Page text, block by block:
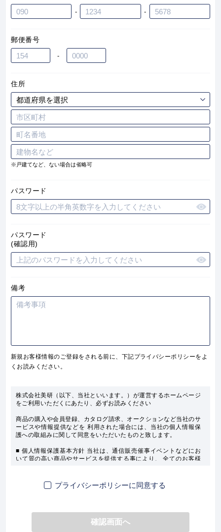
- -
郵便番号
-
住所
※戸建てなど、ない場合は省略可
パスワード
パスワード
(確認用)
備考
新規お客様情報のご登録をされる前に、下記プライバシーポリシーをよ
くお読みください。
株式会社美研（以下、当社といいます。）が運営するホームページ
をご利用いただくにあたり、必ずお読みください
商品の購入や会員登録、カタログ請求、オークションなど当社のサ
ービスや情報提供などを 利用された場合には、当社の個人情報保
護への取組みに関して同意をいただいたものと致します。
■ 個人情報保護基本方針 当社は、通信販売催事イベントなどにお
いて質の高い商品やサービスを提供する事により、 全てのお客様
そして、当社のこの事業目的を達成するために、お客様の個人情報
は必要不可欠なものであり、 当社の重要な情報資産です。当社
責任を認識し、保護に努めます。
■ 個人情報保護への取り組み 当社は以下の取決めに従いお客様の
プライバシーポリシーに同意する
確認画面へ